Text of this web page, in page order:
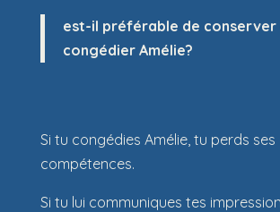
est-il préférable de conserver
congédier Amélie?
Si tu congédies Amélie, tu perds ses
compétences.
Si tu lui communiques tes